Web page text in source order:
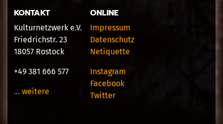
KONTAKT
Kulturnetzwerk e.V.
Friedrichstr. 23
18057 Rostock
+49 381 666 577
… weitere
ONLINE
Impressum
Datenschutz
Netiquette
Instagram
Facebook
Twitter